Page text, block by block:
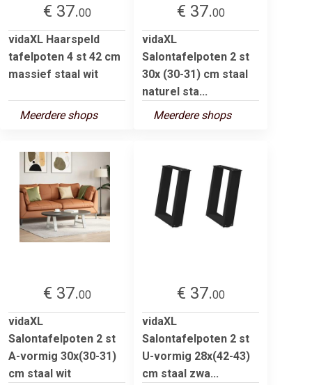
€ 37.00
vidaXL Haarspeld
tafelpoten 4 st 42 cm
massief staal wit
Meerdere shops
€ 37.00
vidaXL
Salontafelpoten 2 st
30x (30-31) cm staal
naturel sta...
Meerdere shops
€ 37.00
vidaXL
Salontafelpoten 2 st
A-vormig 30x(30-31)
cm staal wit
€ 37.00
vidaXL
Salontafelpoten 2 st
U-vormig 28x(42-43)
cm staal zwa...